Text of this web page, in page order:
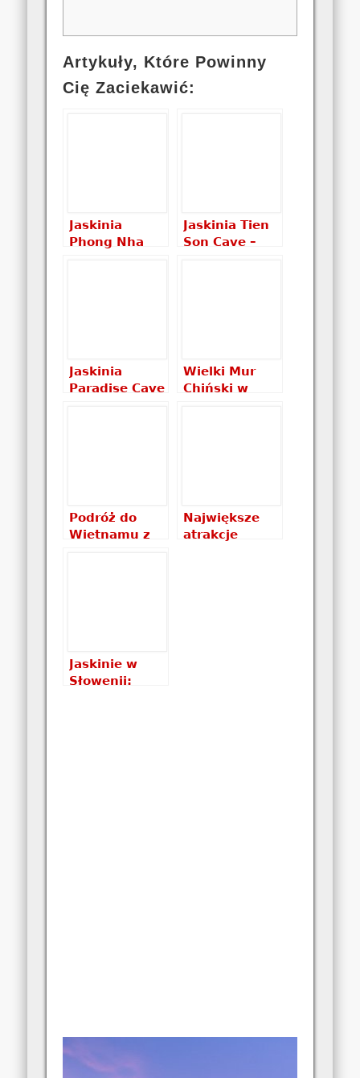
Artykuły, Które Powinny
Cię Zaciekawić:
Jaskinia
Phong Nha
Jaskinia Tien
Son Cave –
Jaskinia
Paradise Cave
Wielki Mur
Chiński w
Podróż do
Wietnamu z
Największe
atrakcje
Jaskinie w
Słowenii: